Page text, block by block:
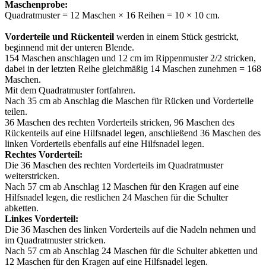
Maschenprobe:
Quadratmuster = 12 Maschen × 16 Reihen = 10 × 10 cm.
Vorderteile und Rückenteil werden in einem Stück gestrickt,
beginnend mit der unteren Blende.
154 Maschen anschlagen und 12 cm im Rippenmuster 2/2 stricken,
dabei in der letzten Reihe gleichmäßig 14 Maschen zunehmen = 168
Maschen.
Mit dem Quadratmuster fortfahren.
Nach 35 cm ab Anschlag die Maschen für Rücken und Vorderteile
teilen.
36 Maschen des rechten Vorderteils stricken, 96 Maschen des
Rückenteils auf eine Hilfsnadel legen, anschließend 36 Maschen des
linken Vorderteils ebenfalls auf eine Hilfsnadel legen.
Rechtes Vorderteil:
Die 36 Maschen des rechten Vorderteils im Quadratmuster
weiterstricken.
Nach 57 cm ab Anschlag 12 Maschen für den Kragen auf eine
Hilfsnadel legen, die restlichen 24 Maschen für die Schulter
abketten.
Linkes Vorderteil:
Die 36 Maschen des linken Vorderteils auf die Nadeln nehmen und
im Quadratmuster stricken.
Nach 57 cm ab Anschlag 24 Maschen für die Schulter abketten und
12 Maschen für den Kragen auf eine Hilfsnadel legen.